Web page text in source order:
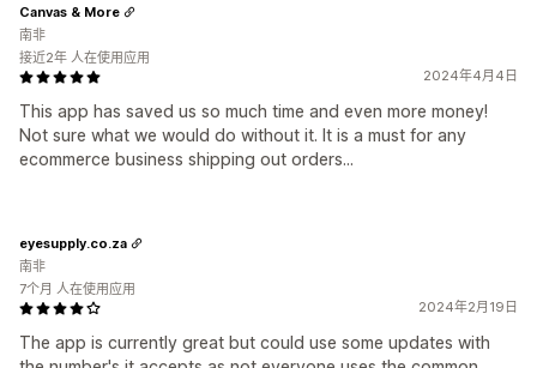
2024年4月4日
This app has saved us so much time and even more money!
Not sure what we would do without it. It is a must for any
ecommerce business shipping out orders...
Canvas & More
南非
接近2年 人在使用应用
2024年2月19日
The app is currently great but could use some updates with
eyesupply.co.za
南非
7个月 人在使用应用